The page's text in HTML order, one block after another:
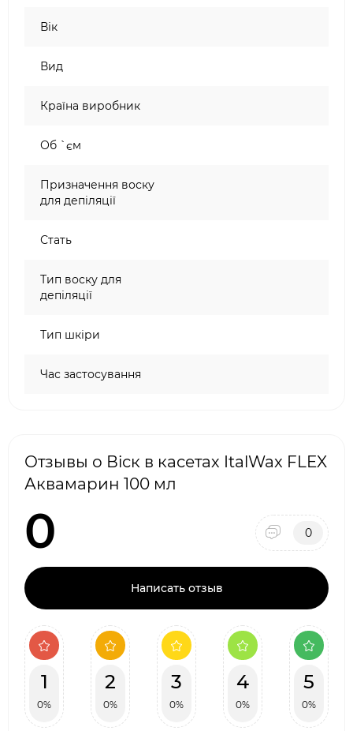
Вік
Вид
Країна виробник
Об `єм
Призначення воску
для депіляції
Стать
Тип воску для
депіляції
Тип шкіри
Час застосування
Отзывы о Віск в касетах ItalWax FLEX
Аквамарин 100 мл
0 0
Написать отзыв
1
0%
2
0%
3
0%
4
0%
5
0%